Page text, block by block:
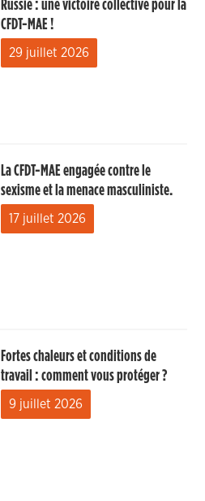
Russie : une victoire collective pour la
CFDT-MAE !
29 juillet 2026
La CFDT-MAE engagée contre le
sexisme et la menace masculiniste.
17 juillet 2026
Fortes chaleurs et conditions de
travail : comment vous protéger ?
9 juillet 2026